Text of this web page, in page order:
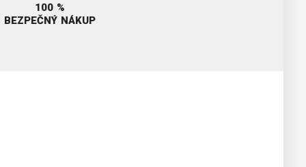
100 %
BEZPEČNÝ NÁKUP